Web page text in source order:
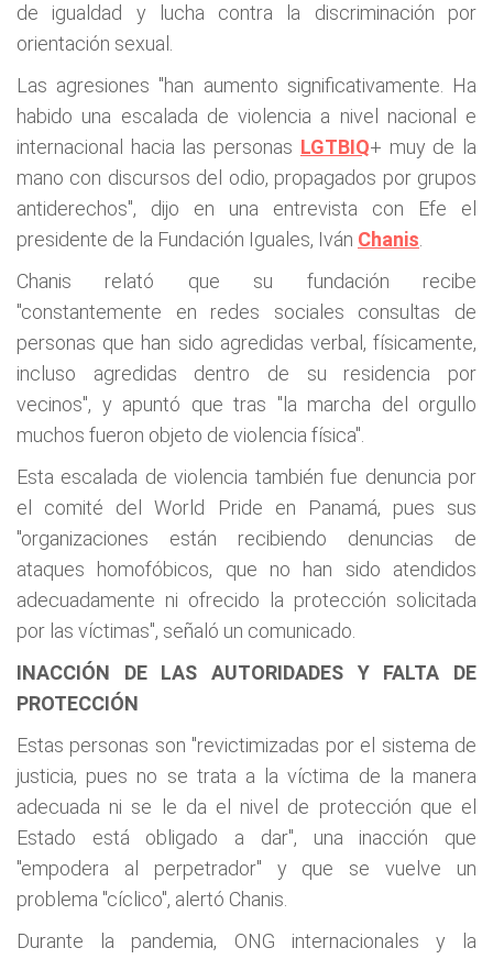
de igualdad y lucha contra la discriminación por
orientación sexual.
Las agresiones "han aumento significativamente. Ha
habido una escalada de violencia a nivel nacional e
internacional hacia las personas LGTBIQ+ muy de la
mano con discursos del odio, propagados por grupos
antiderechos", dijo en una entrevista con Efe el
presidente de la Fundación Iguales, Iván Chanis
Chanis relató que su fundación recibe
"constantemente en redes sociales consultas de
personas que han sido agredidas verbal, físicamente,
incluso agredidas dentro de su residencia por
vecinos", y apuntó que tras "la marcha del orgullo
muchos fueron objeto de violencia física".
Esta escalada de violencia también fue denuncia por
el comité del World Pride en Panamá, pues sus
"organizaciones están recibiendo denuncias de
ataques homofóbicos, que no han sido atendidos
adecuadamente ni ofrecido la protección solicitada
por las víctimas", señaló un comunicado.
INACCIÓN DE LAS AUTORIDADES Y FALTA DE
PROTECCIÓN
Estas personas son "revictimizadas por el sistema de
justicia, pues no se trata a la víctima de la manera
adecuada ni se le da el nivel de protección que el
Estado está obligado a dar", una inacción que
"empodera al perpetrador" y que se vuelve un
problema "cíclico", alertó Chanis.
Durante la pandemia, ONG internacionales y la